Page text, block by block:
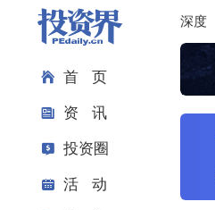
首 页
资 讯
投资圈
活 动
深度